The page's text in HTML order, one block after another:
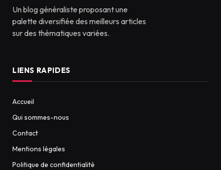
Un blog généraliste proposant une
palette diversifiée des meilleurs articles
sur des thématiques variées.
LIENS RAPIDES
Accueil
Qui sommes-nous
Contact
Mentions légales
Politique de confidentialité